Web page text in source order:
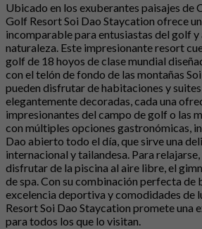
Ubicado en los exuberantes paisajes de
Golf Resort Soi Dao Staycation ofrece
incomparable para entusiastas del golf y
naturaleza. Este impresionante resort
golf de 18 hoyos de clase mundial
con el telón de fondo de las montañas
pueden disfrutar de habitaciones y
elegantemente decoradas, cada una
impresionantes del campo de golf o las
con múltiples opciones gastronómicas,
Dao abierto todo el día, que sirve una
internacional y tailandesa. Para
disfrutar de la piscina al aire libre, el
de spa. Con su combinación perfecta de
excelencia deportiva y comodidades de
Resort Soi Dao Staycation promete una
para todos los que lo visitan.